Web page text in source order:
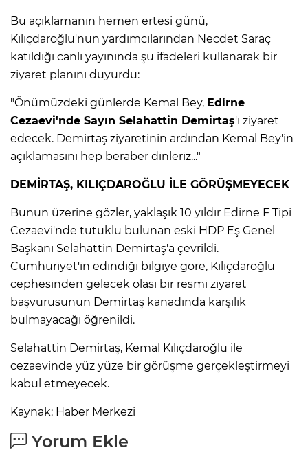
Bu açıklamanın hemen ertesi günü,
Kılıçdaroğlu'nun yardımcılarından Necdet Saraç
katıldığı canlı yayınında şu ifadeleri kullanarak bir
ziyaret planını duyurdu:
"Önümüzdeki günlerde Kemal Bey, Edirne
Cezaevi'nde Sayın Selahattin Demirtaş'ı ziyaret
edecek. Demirtaş ziyaretinin ardından Kemal Bey'in
açıklamasını hep beraber dinleriz..."
DEMİRTAŞ, KILIÇDAROĞLU İLE GÖRÜŞMEYECEK
Bunun üzerine gözler, yaklaşık 10 yıldır Edirne F Tipi
Cezaevi'nde tutuklu bulunan eski HDP Eş Genel
Başkanı Selahattin Demirtaş'a çevrildi.
Cumhuriyet'in edindiği bilgiye göre, Kılıçdaroğlu
cephesinden gelecek olası bir resmi ziyaret
başvurusunun Demirtaş kanadında karşılık
bulmayacağı öğrenildi.
Selahattin Demirtaş, Kemal Kılıçdaroğlu ile
cezaevinde yüz yüze bir görüşme gerçekleştirmeyi
kabul etmeyecek.
Kaynak: Haber Merkezi
Yorum Ekle